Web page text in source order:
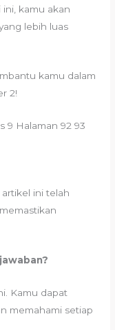
kamu akan
lebih luas
kamu dalam
2!
9 Halaman 92 93
ini telah
Kamu dapat
memahami setiap